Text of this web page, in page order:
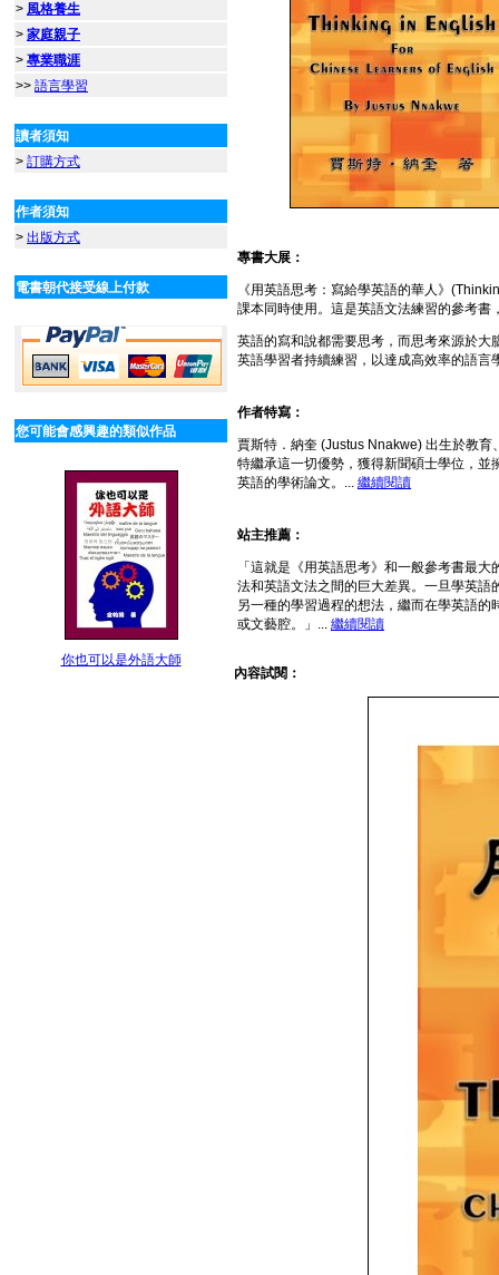
> 風格養生
> 家庭親子
> 專業職涯
>> 語言學習
讀者須知
> 訂購方式
作者須知
> 出版方式
電書朝代接受線上付款
您可能會感興趣的類似作品
你也可以是外語大師
專書大展：
《用英語思考：寫給學英語的華人》
課本同時使用。這是英語文法練習的參考書
英語的寫和說都需要思考，而思考來源於
英語學習者持續練習，以達成高效率的語言
作者特寫：
賈斯特．納奎 (Justus Nnakwe) 出生於教
特繼承這一切優勢，獲得新聞碩士學位，
英語的學術論文。... 繼續閱讀
站主推薦：
「這就是《用英語思考》和一般參考書最
法和英語文法之間的巨大差異。一旦學英
另一種的學習過程的想法，繼而在學英語
或文藝腔。」... 繼續閱讀
內容試閱：